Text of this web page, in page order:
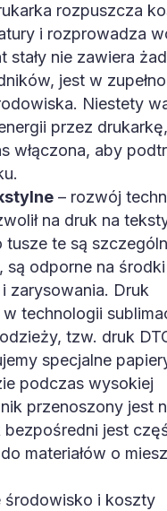
rozpuszcza
i rozprowadza
stały nie zawiera
jest w
Niestety
przez
włączona, aby
– rozwój
na druk na
te są
są odporne na
zarysowania. Druk
technologii
tzw. druk
specjalne
podczas wysokiej
przenoszony jest
jest
materiałów o
środowisko i koszty